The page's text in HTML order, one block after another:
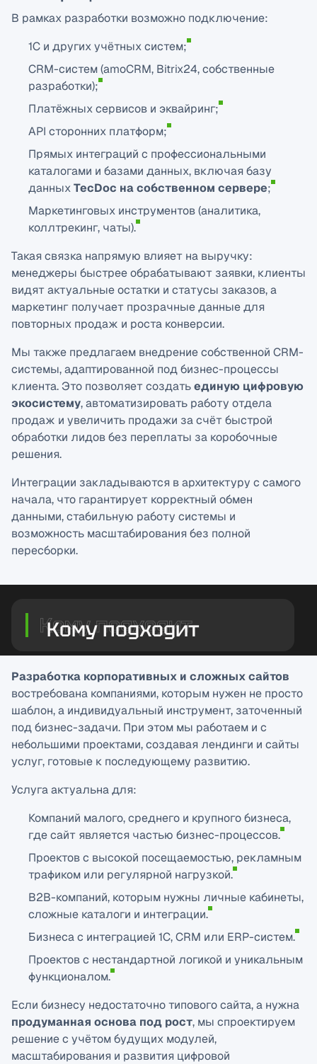
В рамках разработки возможно подключение:
1С и других учётныx систем;
CRM-систем (amoCRM, Bitrix24, собственные
разработки);
Платёжныx сервисов и эквайринг;
API сторонних платформ;
Прямых интеграций с профессиональными
каталогами и базами данных, включая базу
данныхTecDoc на собственном сервере;
Маркетинговых инструментов (аналитика,
коллтрекинг, чаты).
Такая связка напрямую влияет на выручку:
менеджеры быстрее обрабатывают заявки, клиенты
видят актуальные остатки и статусы заказов, а
маркетинг получает прозрачные данные для
повторных продаж и роста конверсии.
Мы также предлагаем внедрение собственной CRM-
системы, адаптированной под бизнес-процессы
клиента. Это позволяет создатьединую цифровую
экосистему, автоматизировать работу отдела
продаж и увеличить продажи за счёт быстрой
обработки лидов без переплаты за коробочные
решения.
Интеграции закладываются в архитектуру с самого
начала, что гарантирует корректный обмен
данными, стабильную работу системы и
возможность масштабирования без полной
пересборки.
Кому подходит
Разработка корпоративных и сложных сайтов
востребована компаниями, которым нужен не просто
шаблон, а индивидуальный инструмент, заточенный
под бизнес-задачи. При этом мы работаем и с
небольшими проектами, создавая лендинги и сайты
услуг, готовые к последующему развитию.
Услуга актуальна для:
Компаний малого, среднего и крупного бизнеса,
где сайт является частью бизнес-процессов.
Проектов с высокой посещаемостью, рекламным
трафиком или регулярной нагрузкой.
B2B-компаний, которым нужны личные кабинеты,
сложные каталоги и интеграции.
Бизнеса с интеграцией 1С, CRM или ERP-систем.
Проектов с нестандартной логикой и уникальным
функционалом.
Если бизнесу недостаточно типового сайта, а нужна
продуманная основа под рост, мы спроектируем
решение с учётом будущих модулей,
масштабирования и развития цифровой